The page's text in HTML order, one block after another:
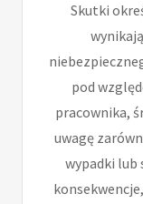
Skutki
pod
pracownika,
uwagę
wypadki lub